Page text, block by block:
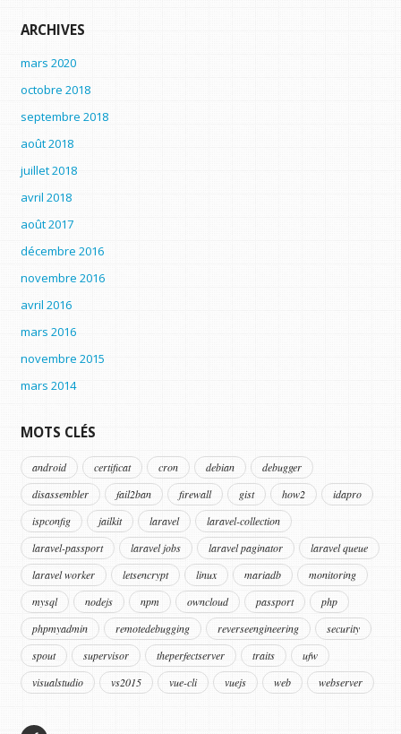
ARCHIVES
mars 2020
octobre 2018
septembre 2018
août 2018
juillet 2018
avril 2018
août 2017
décembre 2016
novembre 2016
avril 2016
mars 2016
novembre 2015
mars 2014
MOTS CLÉS
android certificat cron debian
debugger
disassembler
fail2ban firewall gist how2
idapro
ispconfig
jailkit laravel
laravel-collection
laravel-passport
laravel jobs laravel paginator
laravel queue
laravel worker
letsencrypt linux mariadb
monitoring
mysql
nodejs npm owncloud passport
php
phpmyadmin
remotedebugging reverseengineering
security
spout
supervisor theperfectserver traits
ufw
visualstudio
vs2015 vue-cli vuejs web webserver